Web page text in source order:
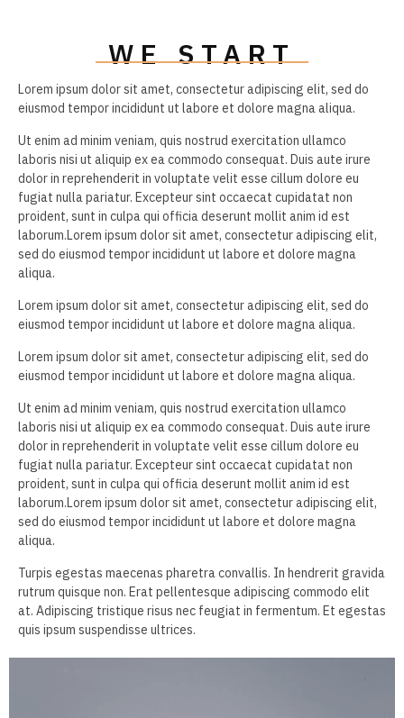
WE START
Lorem ipsum dolor sit amet, consectetur adipiscing elit, sed do
eiusmod tempor incididunt ut labore et dolore magna aliqua.
Ut enim ad minim veniam, quis nostrud exercitation ullamco
laboris nisi ut aliquip ex ea commodo consequat. Duis aute irure
dolor in reprehenderit in voluptate velit esse cillum dolore eu
fugiat nulla pariatur. Excepteur sint occaecat cupidatat non
proident, sunt in culpa qui officia deserunt mollit anim id est
laborum.Lorem ipsum dolor sit amet, consectetur adipiscing elit,
sed do eiusmod tempor incididunt ut labore et dolore magna
aliqua.
Lorem ipsum dolor sit amet, consectetur adipiscing elit, sed do
eiusmod tempor incididunt ut labore et dolore magna aliqua.
Lorem ipsum dolor sit amet, consectetur adipiscing elit, sed do
eiusmod tempor incididunt ut labore et dolore magna aliqua.
Ut enim ad minim veniam, quis nostrud exercitation ullamco
laboris nisi ut aliquip ex ea commodo consequat. Duis aute irure
dolor in reprehenderit in voluptate velit esse cillum dolore eu
fugiat nulla pariatur. Excepteur sint occaecat cupidatat non
proident, sunt in culpa qui officia deserunt mollit anim id est
laborum.Lorem ipsum dolor sit amet, consectetur adipiscing elit,
sed do eiusmod tempor incididunt ut labore et dolore magna
aliqua.
Turpis egestas maecenas pharetra convallis. In hendrerit gravida
rutrum quisque non. Erat pellentesque adipiscing commodo elit
at. Adipiscing tristique risus nec feugiat in fermentum. Et egestas
quis ipsum suspendisse ultrices.